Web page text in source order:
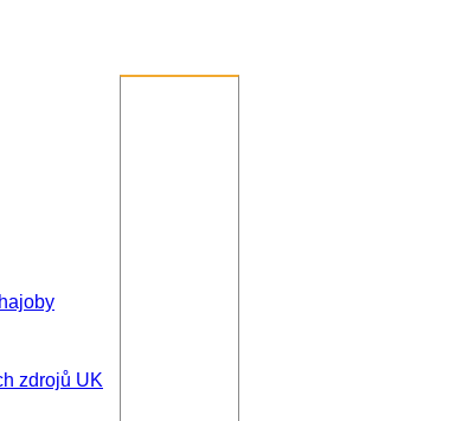
zdrojů UK